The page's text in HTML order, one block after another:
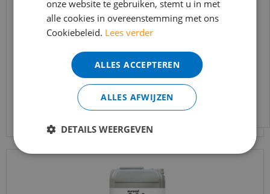
Co-pro - Primer kleurloos Universeel - 10kg
Bekijk product
bereikbaar.
Bestelling worden uiteraard verwerkt
echter iets minder snel dan wat je van ons
gewend bent.
Voor vragen kan je ons bereiken via
info@merkvloerenwinkel.nl
onze website te gebruiken, stemt u in met
alle cookies in overeenstemming met ons
Cookiebeleid. Lees verder
ALLES ACCEPTEREN
ALLES AFWIJZEN
DETAILS WEERGEVEN